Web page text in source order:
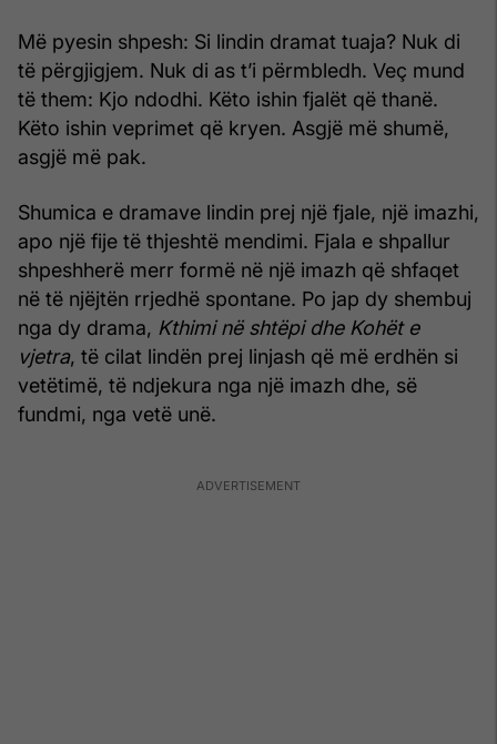
Më pyesin shpesh: Si lindin dramat tuaja? Nuk di
të përgji­gjem. Nuk di as t’i përmbledh. Veç mund
të them: Kjo ndodhi. Këto ishin fjalët që thanë.
Këto ishin veprimet që kryen. Asgjë më shumë,
asgjë më pak.
Shumica e dramave lindin prej një fjale, një imazhi,
apo një fije të thjeshtë mendimi. Fjala e shpallur
shpeshherë merr formë në një imazh që shfaqet
në të njëjtën rrjedhë spontane. Po jap dy shembuj
nga dy drama, Kthimi në shtëpi dhe Kohët e
vjetra, të cilat lindën prej linjash që më erdhën si
vetëtimë, të ndjekura nga një imazh dhe, së
fundmi, nga vetë unë.